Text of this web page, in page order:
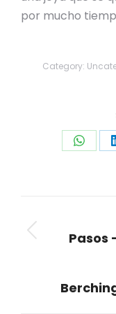
por mucho
Category:
Share
navigation
Pasos